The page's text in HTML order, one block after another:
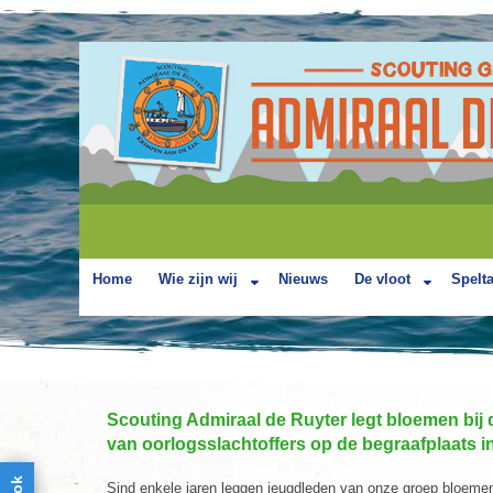
Home Wie zijn wij Nieuws De vloot
Scouting Admiraal de Ruyter legt bloemen bij
van oorlogsslachtoffers op de begraafplaats
Sind enkele jaren leggen jeugdleden van onze groep